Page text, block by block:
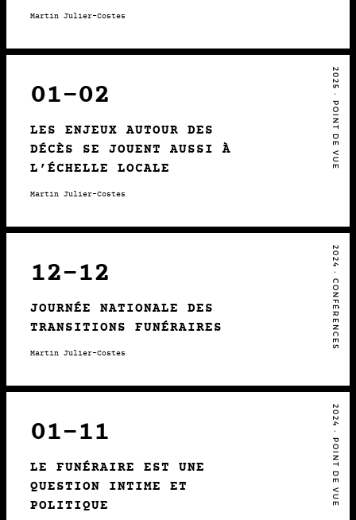
Martin Julier-Costes
01-02
LES ENJEUX AUTOUR DES
DÉCÈS SE JOUENT AUSSI À
L’ÉCHELLE LOCALE
Martin Julier-Costes
2025 • POINT DE VUE
12-12
JOURNÉE NATIONALE DES
TRANSITIONS FUNÉRAIRES
Martin Julier-Costes
2024 • CONFÉRENCES
01-11
LE FUNÉRAIRE EST UNE
QUESTION INTIME ET
POLITIQUE
2024 • POINT DE VUE